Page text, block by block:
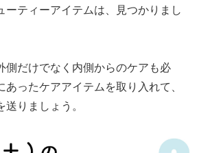
ーティーアイテムは、見つかりまし
側だけでなく内側からのケアも必
ったケアアイテムを取り入れて、
りましょう。